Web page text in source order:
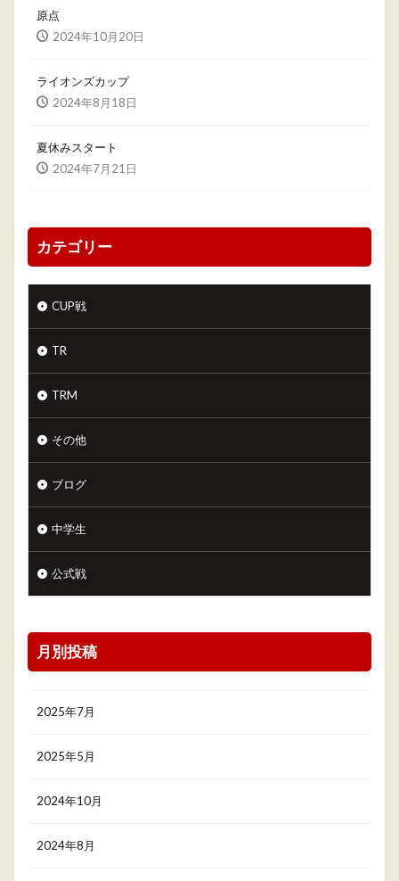
原点
2024年10月20日
ライオンズカップ
2024年8月18日
夏休みスタート
2024年7月21日
カテゴリー
CUP戦
TR
TRM
その他
ブログ
中学生
公式戦
月別投稿
2025年7月
2025年5月
2024年10月
2024年8月